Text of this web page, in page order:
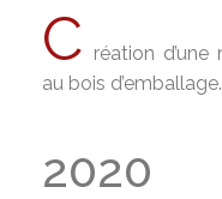
C réation
au bois d’emballage.
2020